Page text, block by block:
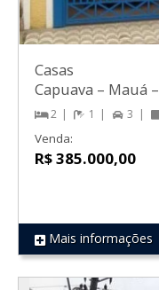
REF 114
Casas
Capuava – Mauá –
2 1 3
Venda:
R$ 385.000,00
Mais informações